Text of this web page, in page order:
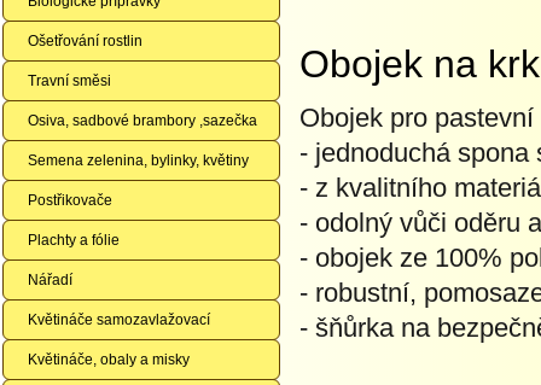
Ošetřování rostlin
Travní směsi
Osiva, sadbové brambory ,sazečka
Semena zelenina, bylinky, květiny
Postřikovače
Plachty a fólie
Nářadí
Květináče samozavlažovací
Květináče, obaly a misky
Obojek na
Obojek pro
- jednoduchá spona
- z kvalitního
- odolný vůči oděru
- obojek ze 100%
- robustní,
- šňůrka na